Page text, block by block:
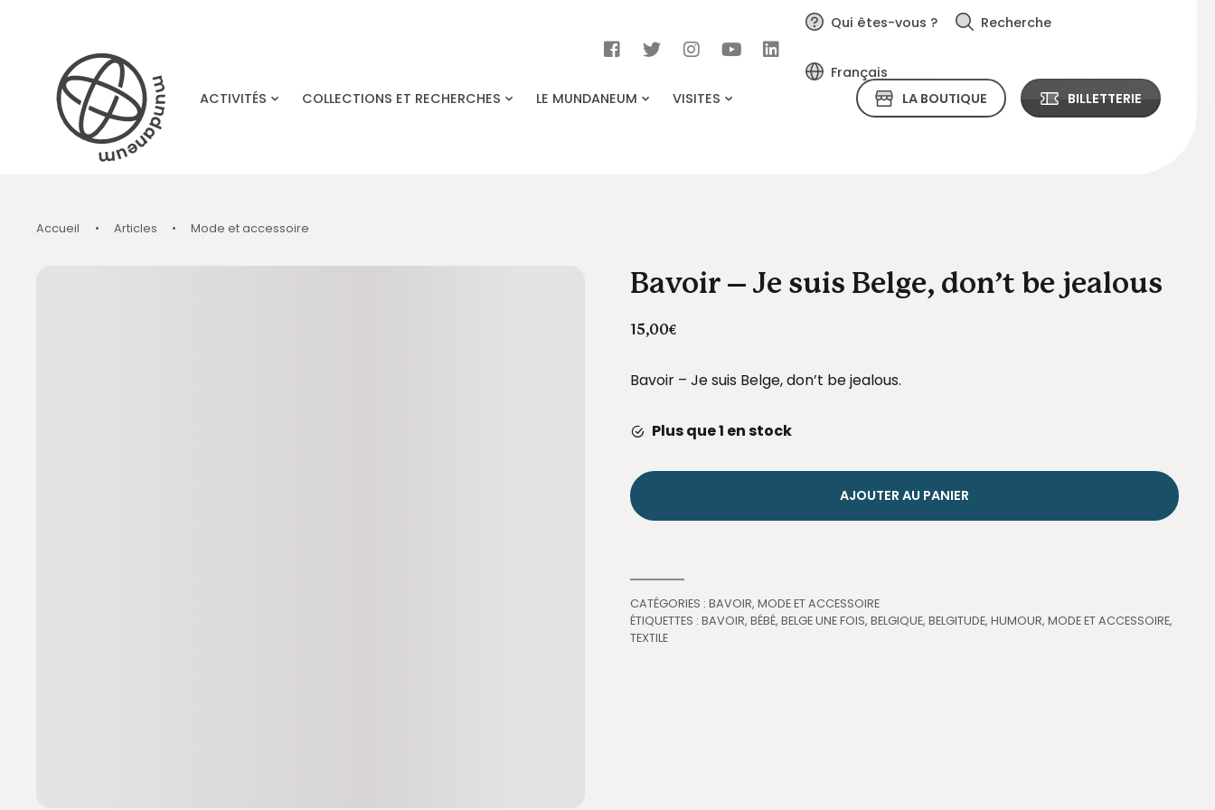
Qui êtes-vous ? Recherche
Français
ACTIVITÉS
COLLECTIONS ET RECHERCHES LE MUNDANEUM VISITES LA BOUTIQUE BILLETTERIE
Accueil • Articles • Mode et accessoire
Bavoir – Je suis Belge, don’t be jealous
15,00€
Bavoir – Je suis Belge, don’t be jealous.
Plus que 1 en stock
AJOUTER AU PANIER
CATÉGORIES :BAVOIR,MODE ET ACCESSOIRE
ÉTIQUETTES :BAVOIR,BÉBÉ,BELGE UNE FOIS,BELGIQUE,BELGITUDE,HUMOUR,MODE ET ACCESSOIRE,
TEXTILE